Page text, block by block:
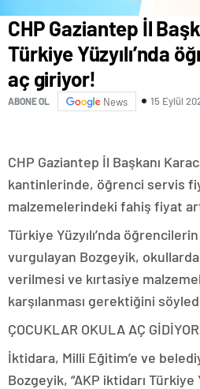
CHP Gaziantep İl
Türkiye Yüzyılı’nda
aç giriyor!
ABONE OL News 15 Eylül
CHP Gaziantep İl Başkanı
kantinlerinde, öğrenci servis
malzemelerindeki fahiş fiyat
Türkiye Yüzyılı’nda
vurgulayan Bozgeyik,
verilmesi ve kırtasiye
karşılanması gerektiğini
ÇOCUKLAR OKULA AÇ
İktidara, Milli Eğitim’e ve
Bozgeyik, “AKP iktidarı Türkiye